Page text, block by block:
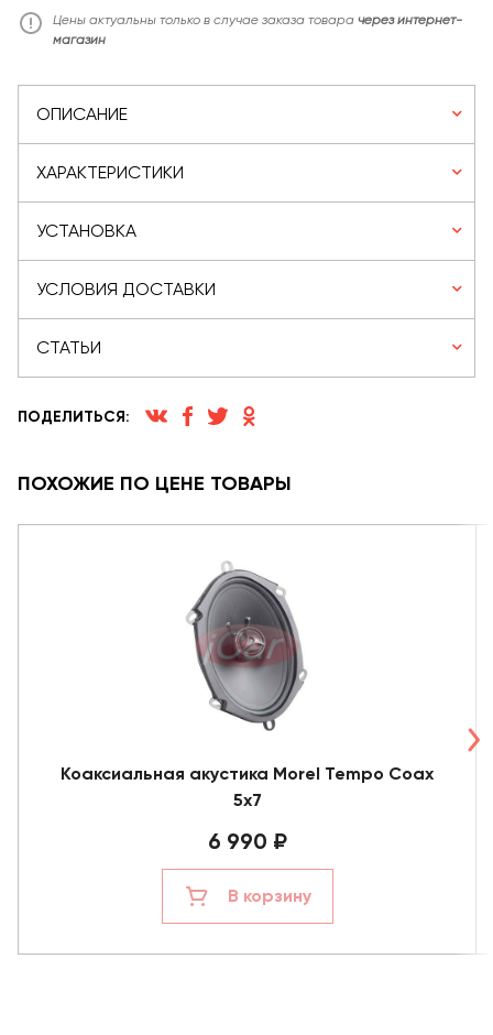
Цены актуальны только в случае заказа товара через интернет-
магазин
ОПИСАНИЕ
ХАРАКТЕРИСТИКИ
УСТАНОВКА
УСЛОВИЯ ДОСТАВКИ
СТАТЬИ
ПОДЕЛИТЬСЯ:
ПОХОЖИЕ ПО ЦЕНЕ ТОВАРЫ
Коаксиальная акустика Morel Tempo Coax
5x7
6 990 ₽
В корзину